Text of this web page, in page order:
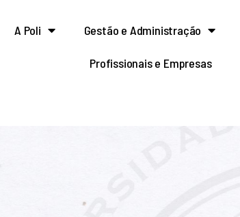
A Poli Gestão e Administração
Profissionais e Empresas